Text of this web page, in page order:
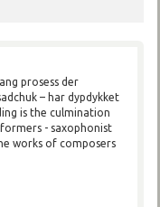
prosess der
– har dypdykket
is the culmination
- saxophonist
works of composers